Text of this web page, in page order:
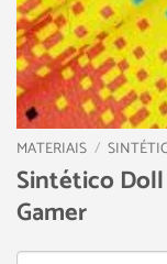
MATERIAIS /
Sintético Doll
Gamer